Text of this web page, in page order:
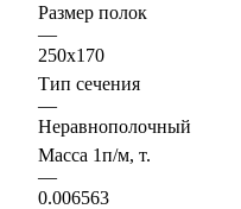
Размер полок
—
250х170
Тип сечения
—
Неравнополочный
Масса 1п/м, т.
—
0.006563